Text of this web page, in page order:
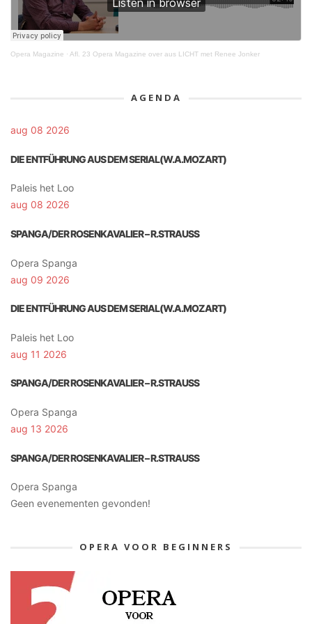
Opera Magazine · Afl. 23 Opera Magazine over aus LICHT met Renee Jonker
AGENDA
aug 08 2026
DIE ENTFÜHRUNG AUS DEM SERIAL(W.A.MOZART)
Paleis het Loo
aug 08 2026
SPANGA/DER ROSENKAVALIER – R.STRAUSS
Opera Spanga
aug 09 2026
DIE ENTFÜHRUNG AUS DEM SERIAL(W.A.MOZART)
Paleis het Loo
aug 11 2026
SPANGA/DER ROSENKAVALIER – R.STRAUSS
Opera Spanga
aug 13 2026
SPANGA/DER ROSENKAVALIER – R.STRAUSS
Opera Spanga
Geen evenementen gevonden!
OPERA VOOR BEGINNERS